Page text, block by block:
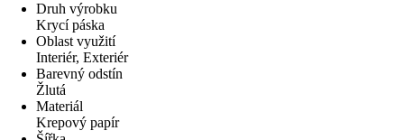
Druh výrobku
Krycí páska
Oblast využití
Interiér, Exteriér
Barevný odstín
Žlutá
Materiál
Krepový papír